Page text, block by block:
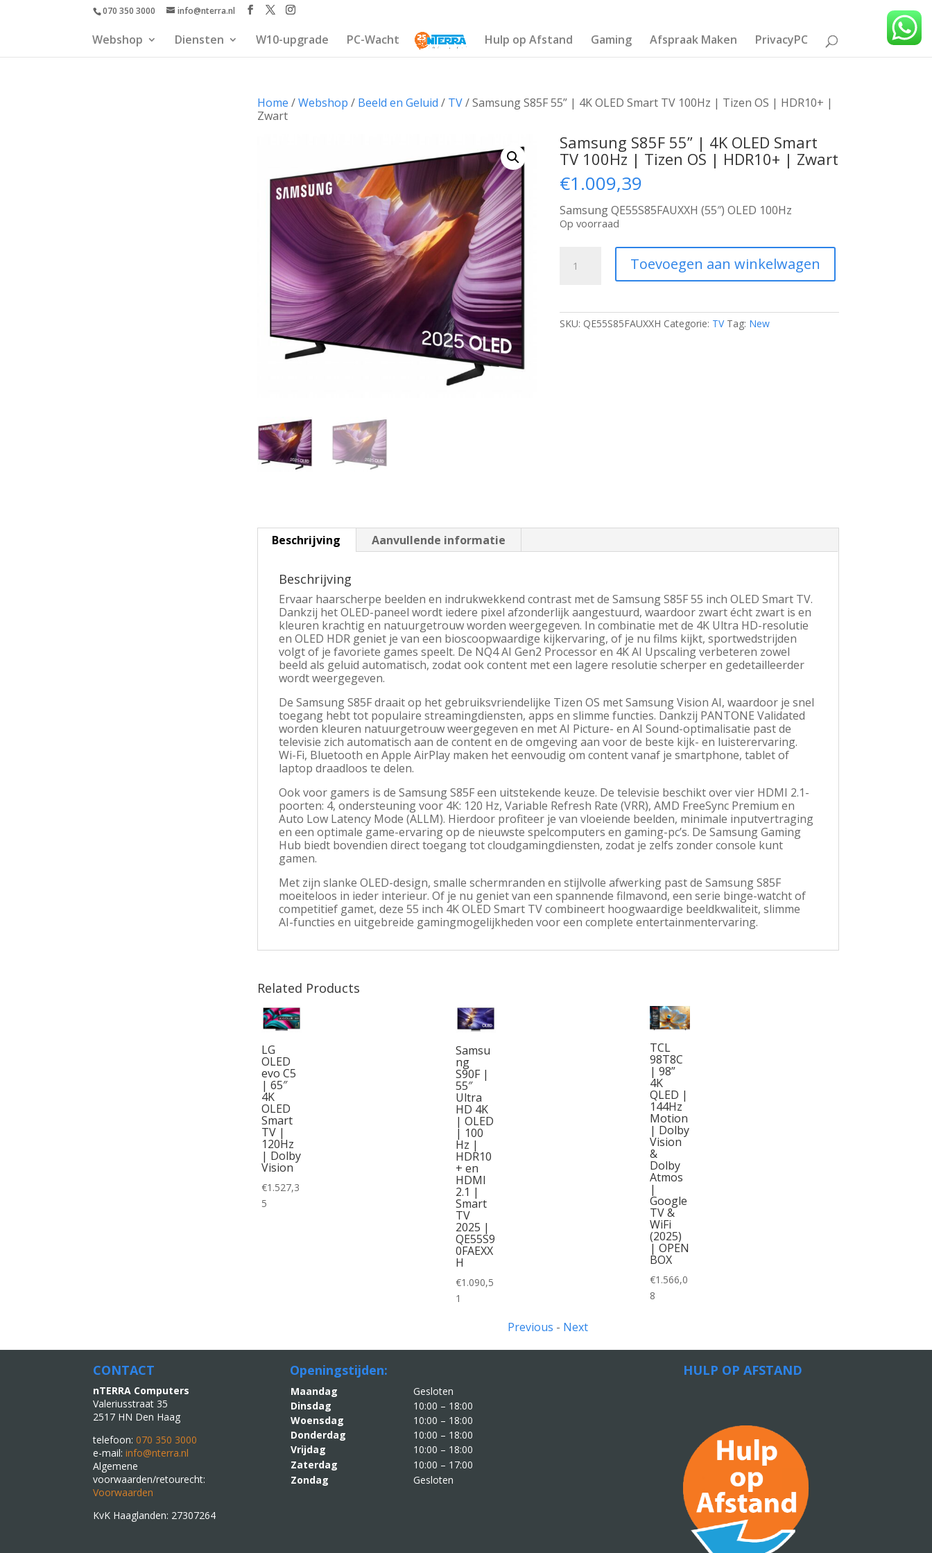
070 350 3000 info@nterra.nl
Webshop Diensten W10-upgrade PC-Wacht Hulp op Afstand Gaming Afspraak Maken PrivacyPC
Home /Webshop / Beeld en Geluid / TV/ Samsung S85F 55” | 4K OLED Smart TV 100Hz | Tizen OS | HDR10+ |
Zwart
Samsung S85F 55” | 4K OLED Smart
TV 100Hz | Tizen OS | HDR10+ | Zwart
€1.009,39
Samsung QE55S85FAUXXH (55″) OLED 100Hz
Op voorraad
S85F
OLED
Smart
Toevoegen aan winkelwagen
SKU: QE55S85FAUXXH Categorie: TV Tag: New
Beschrijving Aanvullende informatie
Beschrijving
Ervaar haarscherpe beelden en indrukwekkend contrast met de Samsung S85F 55 inch OLED Smart TV.
Dankzij het OLED-paneel wordt iedere pixel afzonderlijk aangestuurd, waardoor zwart écht zwart is en
kleuren krachtig en natuurgetrouw worden weergegeven. In combinatie met de 4K Ultra HD-resolutie
en OLED HDR geniet je van een bioscoopwaardige kijkervaring, of je nu films kijkt, sportwedstrijden
volgt of je favoriete games speelt. De NQ4 AI Gen2 Processor en 4K AI Upscaling verbeteren zowel
beeld als geluid automatisch, zodat ook content met een lagere resolutie scherper en gedetailleerder
wordt weergegeven.
De Samsung S85F draait op het gebruiksvriendelijke Tizen OS met Samsung Vision AI, waardoor je snel
toegang hebt tot populaire streamingdiensten, apps en slimme functies. Dankzij PANTONE Validated
worden kleuren natuurgetrouw weergegeven en met AI Picture- en AI Sound-optimalisatie past de
televisie zich automatisch aan de content en de omgeving aan voor de beste kijk- en luisterervaring.
Wi-Fi, Bluetooth en Apple AirPlay maken het eenvoudig om content vanaf je smartphone, tablet of
laptop draadloos te delen.
Ook voor gamers is de Samsung S85F een uitstekende keuze. De televisie beschikt over vier HDMI 2.1-
poorten: 4, ondersteuning voor 4K: 120 Hz, Variable Refresh Rate (VRR), AMD FreeSync Premium en
Auto Low Latency Mode (ALLM). Hierdoor profiteer je van vloeiende beelden, minimale inputvertraging
en een optimale game-ervaring op de nieuwste spelcomputers en gaming-pc’s. De Samsung Gaming
Hub biedt bovendien direct toegang tot cloudgamingdiensten, zodat je zelfs zonder console kunt
gamen.
Met zijn slanke OLED-design, smalle schermranden en stijlvolle afwerking past de Samsung S85F
moeiteloos in ieder interieur. Of je nu geniet van een spannende filmavond, een serie binge-watcht of
competitief gamet, deze 55 inch 4K OLED Smart TV combineert hoogwaardige beeldkwaliteit, slimme
AI-functies en uitgebreide gamingmogelijkheden voor een complete entertainmentervaring.
Related Products
LG
OLED
evo C5
| 65″
4K
OLED
Smart
TV |
120Hz
| Dolby
Vision
€1.527,3
5
Samsu
ng
S90F |
55″
Ultra
HD 4K
| OLED
| 100
Hz |
HDR10
+ en
HDMI
2.1 |
Smart
TV
2025 |
QE55S9
0FAEXX
H
€1.090,5
1
TCL
98T8C
| 98”
4K
QLED |
144Hz
Motion
| Dolby
Vision
&
Dolby
Atmos
|
Google
TV &
WiFi
(2025)
| OPEN
BOX
€1.566,0
8
Previous - Next
CONTACT
nTERRA Computers
Valeriusstraat 35
2517 HN Den Haag
telefoon:070 350 3000
e-mail:info@nterra.nl
Algemene
voorwaarden/retourecht:
Voorwaarden
KvK Haaglanden: 27307264
Openingstijden:
Maandag
Gesloten
Dinsdag
10:00 – 18:00
Woensdag
10:00 – 18:00
Donderdag
10:00 – 18:00
Vrijdag
10:00 – 18:00
Zaterdag
10:00 – 17:00
Zondag
Gesloten
HULP OP AFSTAND